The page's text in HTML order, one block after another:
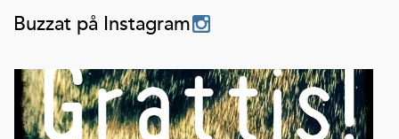
Buzzat på Instagram